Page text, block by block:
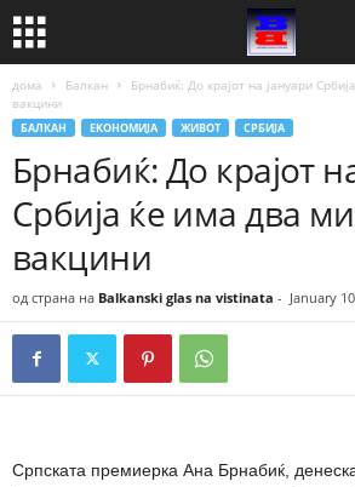
дома Балкан
Брнабиќ: До крајот на јануари
вакцини
БАЛКАН ЕКОНОМИЈА ЖИВОТ СРБИЈА
Брнабиќ: До крајот
Србија ќе има два
вакцини
од страна на Balkanski glas na vistinata - January
Српската премиерка Ана Брнабиќ,